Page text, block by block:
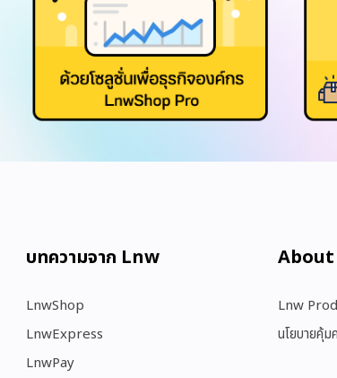
บทความจาก Lnw
LnwShop
LnwExpress
LnwPay
Lnw
นโยบายคุ้